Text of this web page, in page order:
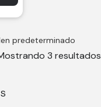
3 resultados